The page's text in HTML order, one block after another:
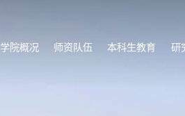
学院概况 师资队伍 本科生教育 研